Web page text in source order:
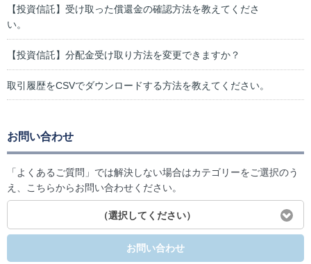
【投資信託】受け取った償還金の確認方法を教えてくださ
い。
【投資信託】分配金受け取り方法を変更できますか？
取引履歴をCSVでダウンロードする方法を教えてください。
お問い合わせ
「よくあるご質問」では解決しない場合はカテゴリーをご選択のう
え、こちらからお問い合わせください。
（選択してください）
お問い合わせ